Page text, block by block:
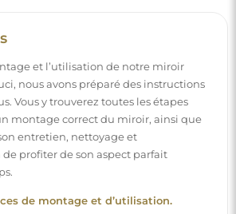
et l’utilisation de notre miroir
nous avons préparé des instructions
Vous y trouverez toutes les étapes
montage correct du miroir, ainsi que
entretien, nettoyage et
profiter de son aspect parfait
de montage et d’utilisation.